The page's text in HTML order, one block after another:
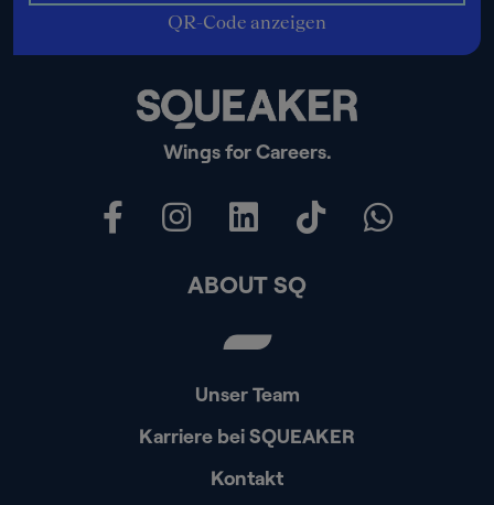
Wings for Careers.
QR-Code anzeigen
ABOUT SQ
Unser Team
Karriere bei SQUEAKER
Kontakt